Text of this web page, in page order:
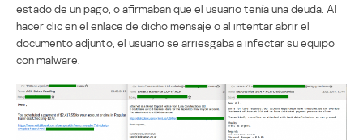
estado de un pago, o afirmaban que el usuario tenía una deuda. Al
hacer clic en el enlace de dicho mensaje o al intentar abrir el
documento adjunto, el usuario se arriesgaba a infectar su equipo
con malware.